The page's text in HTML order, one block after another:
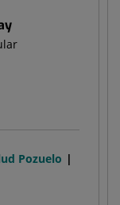
Pozuelo